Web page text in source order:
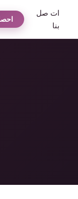
ات صل
بنا